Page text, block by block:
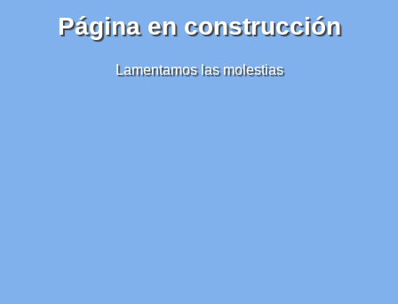
Página en construcción
Lamentamos las molestias